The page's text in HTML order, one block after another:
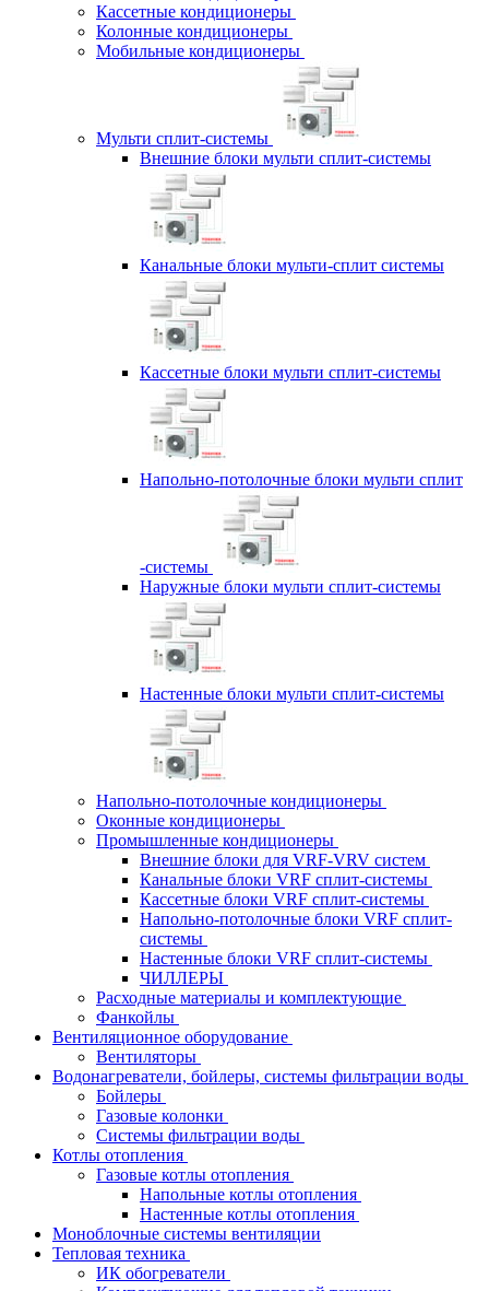
Кассетные кондиционеры
Колонные кондиционеры
Мобильные кондиционеры
Мульти сплит-системы
Внешние блоки мульти сплит-системы
Канальные блоки мульти-сплит системы
Кассетные блоки мульти сплит-системы
Напольно-потолочные блоки мульти сплит
-системы
Наружные блоки мульти сплит-системы
Настенные блоки мульти сплит-системы
Напольно-потолочные кондиционеры
Оконные кондиционеры
Промышленные кондиционеры
Внешние блоки для VRF-VRV систем
Канальные блоки VRF сплит-системы
Кассетные блоки VRF сплит-системы
Напольно-потолочные блоки VRF сплит-
системы
Настенные блоки VRF сплит-системы
ЧИЛЛЕРЫ
Расходные материалы и комплектующие
Фанкойлы
Вентиляционное оборудование
Вентиляторы
Водонагреватели, бойлеры, системы фильтрации воды
Бойлеры
Газовые колонки
Системы фильтрации воды
Котлы отопления
Газовые котлы отопления
Напольные котлы отопления
Настенные котлы отопления
Моноблочные системы вентиляции
Тепловая техника
ИК обогреватели